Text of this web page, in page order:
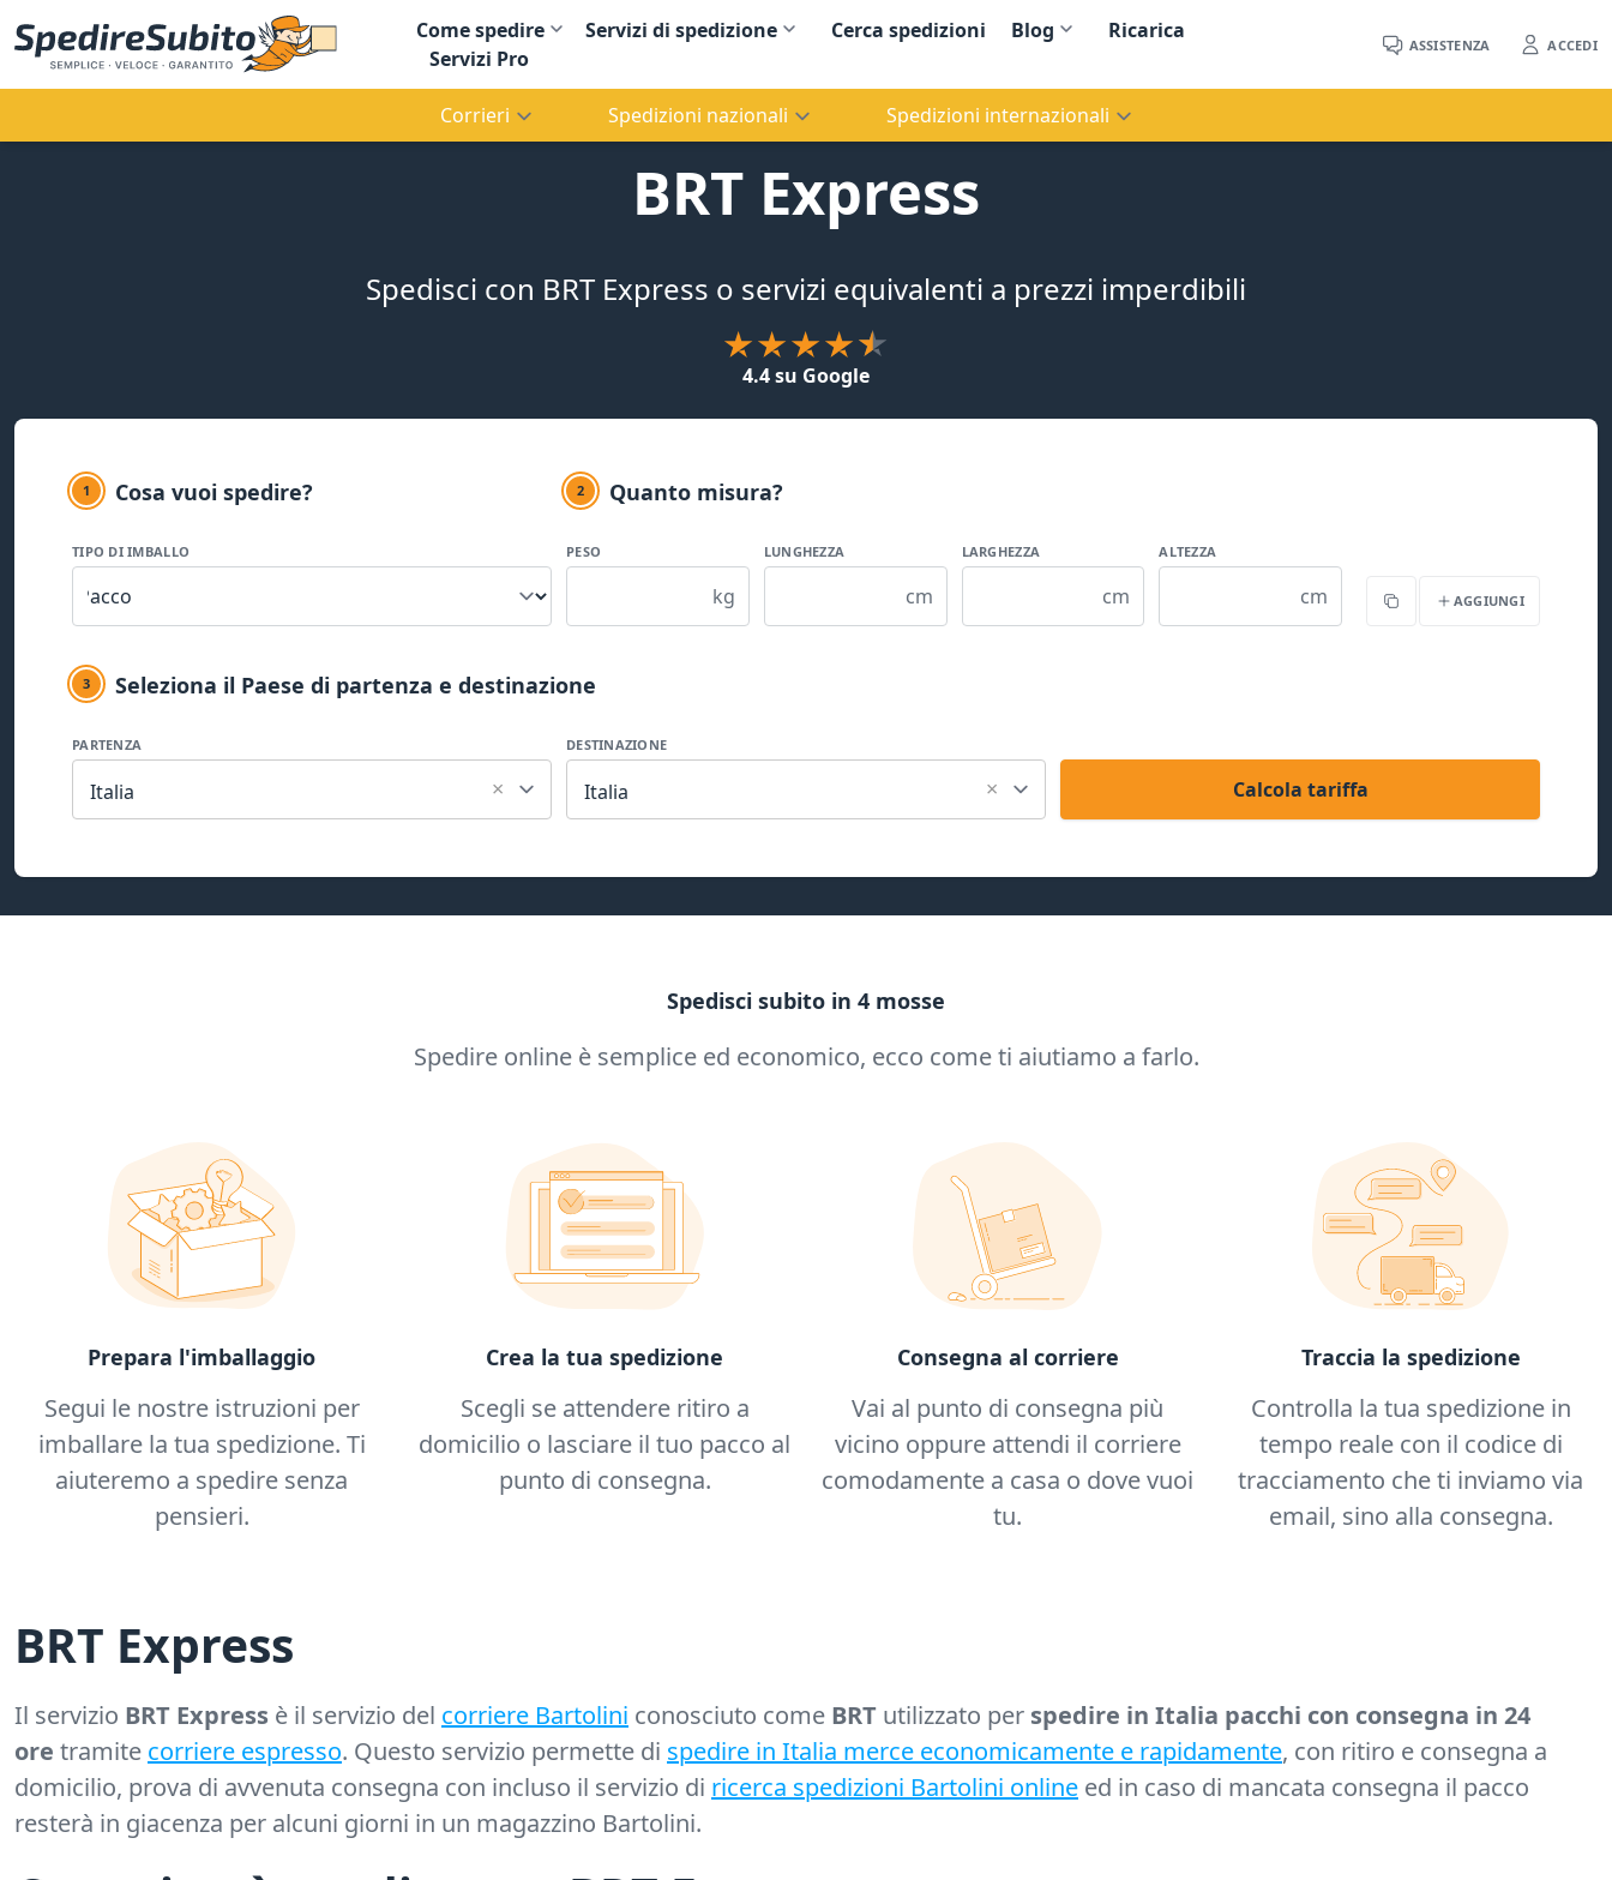
Come spedire Servizi di spedizione Cerca spedizioni Blog
Ricarica
Servizi Pro
ASSISTENZA ACCEDI
Corrieri Spedizioni nazionali Spedizioni internazionali
BRT Express
Spedisci con BRT Express o servizi equivalenti a prezzi imperdibili
4.4 su Google
1 Cosa vuoi spedire?
TIPO DI IMBALLO
2 Quanto misura?
PESO
kg
LUNGHEZZA
cm
LARGHEZZA
cm
ALTEZZA
cm
Copia AGGIUNGI
3 Seleziona il Paese di partenza e destinazione
PARTENZA
Italia ×
DESTINAZIONE
Italia × Calcola tariffa
Spedisci subito in 4 mosse
Spedire online è semplice ed economico, ecco come ti aiutiamo a farlo.
Prepara l'imballaggio
Segui le nostre istruzioni per
imballare la tua spedizione. Ti
aiuteremo a spedire senza
pensieri.
Crea la tua spedizione
Scegli se attendere ritiro a
domicilio o lasciare il tuo pacco al
punto di consegna.
Consegna al corriere
Vai al punto di consegna più
vicino oppure attendi il corriere
comodamente a casa o dove vuoi
tu.
Traccia la spedizione
Controlla la tua spedizione in
tempo reale con il codice di
tracciamento che ti inviamo via
email, sino alla consegna.
BRT Express
Il servizio BRT Express è il servizio del corriere Bartolini conosciuto come BRT utilizzato per spedire in Italia pacchi con consegna in 24
ore tramite corriere espresso. Questo servizio permette di spedire in Italia merce economicamente e rapidamente, con ritiro e consegna a
domicilio, prova di avvenuta consegna con incluso il servizio di ricerca spedizioni Bartolini online ed in caso di mancata consegna il pacco
resterà in giacenza per alcuni giorni in un magazzino Bartolini.